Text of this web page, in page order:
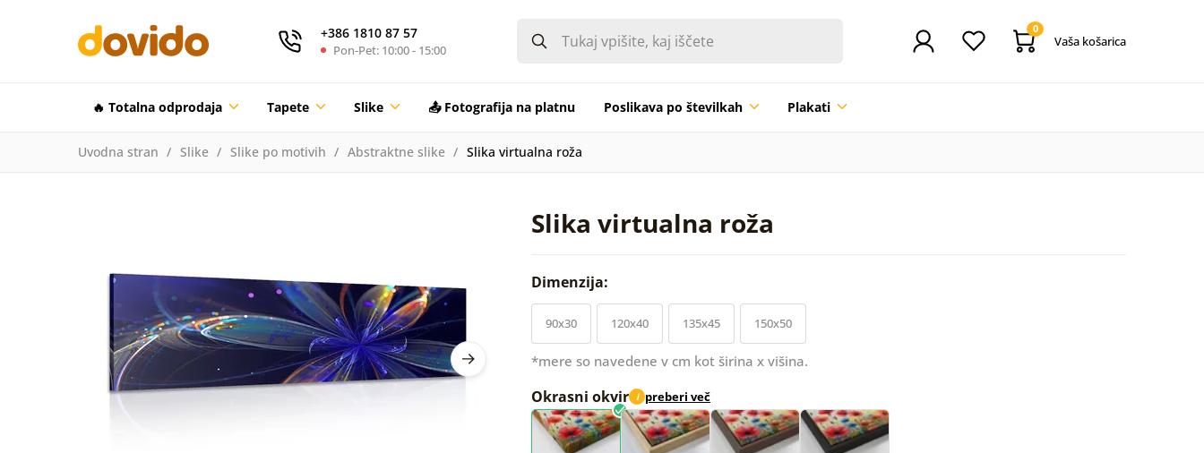
+386 1810 87 57
Pon-Pet: 10:00 - 15:00
0
Vaša košarica
🔥 Totalna odprodaja Tapete Slike 📤 Fotografija na platnu Poslikava po številkah Plakati
Uvodna stran Slike Slike po motivih Abstraktne slike Slika virtualna roža
Slika virtualna roža
Dimenzija:
90x30 120x40 135x45 150x50
*mere so navedene v cm kot širina x višina.
Okrasni okvir i preberi več